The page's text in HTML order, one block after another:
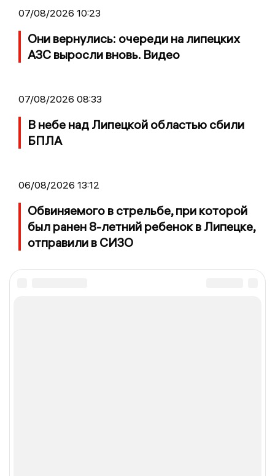
07/08/2026 10:23
Они вернулись: очереди на липецких
АЗС выросли вновь. Видео
07/08/2026 08:33
В небе над Липецкой областью сбили
БПЛА
06/08/2026 13:12
Обвиняемого в стрельбе, при которой
был ранен 8-летний ребенок в Липецке,
отправили в СИЗО